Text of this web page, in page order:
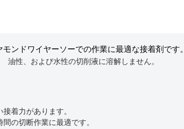
モンドワイヤーソーでの作業に最適な接着剤です。
油性、および水性の切削液に溶解しません。
着力があります。
の切断作業に最適です。